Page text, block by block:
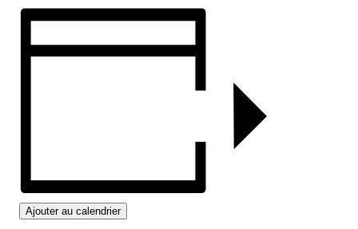
Ajouter au calendrier